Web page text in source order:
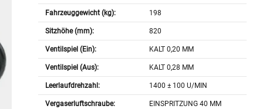
Fahrzeuggewicht (kg): 198
Sitzhöhe (mm): 820
Ventilspiel (Ein): KALT 0,20 MM
Ventilspiel (Aus): KALT 0,28 MM
Leerlaufdrehzahl: 1400 ± 100 U/MIN
Vergaserluftschraube: EINSPRITZUNG 40 MM